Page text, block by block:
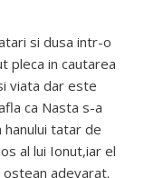
si dusa intr-o
pleca in cautarea
viata dar este
ca Nasta s-a
hanului tatar de
al lui Ionut,iar el
adevarat.